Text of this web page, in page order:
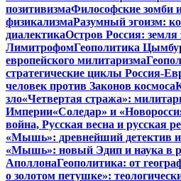
позитивизмаФилософские зомби
физикализмаРазумный эгоизм:
диалектикаОстров Россия:
ЛимитрофомГеополитика
европейского милитаризма
стратегические циклы Россия-
человек против Законов космоса
зло«Четвертая стража»:
Империи«Соледар» и
война, Русская весна и русская
«Мышь»: древнейший детектив и
«Мышь»: новый Эдип и наука в
АполлонаГеополитика: от
о золотом петушке»: